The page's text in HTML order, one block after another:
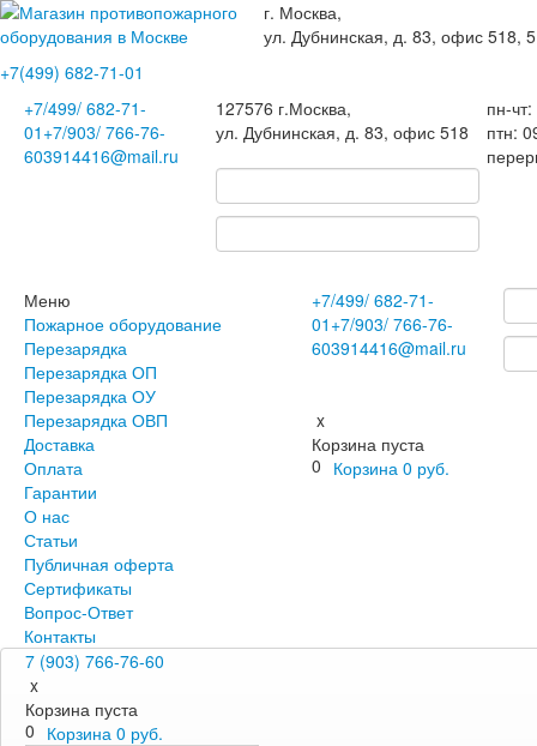
г. Москва,
ул. Дубнинская, д. 83, офис 518,
+7(499) 682-71-01
+7/499/ 682-71-
01 +7/903/ 766-76-
603914416@mail.ru
127576 г.Москва,
ул. Дубнинская, д. 83, офис 518
пн-
птн:
Меню
Пожарное оборудование
Перезарядка
Перезарядка ОП
Перезарядка ОУ
Перезарядка ОВП
Доставка
Оплата
Гарантии
О нас
Статьи
Публичная оферта
Сертификаты
Вопрос-Ответ
Контакты
+7/499/ 682-71-
01 +7/903/ 766-76-
603914416@mail.ru
x
Корзина пуста
0 Корзина 0 руб.
7 (903) 766-76-60
x
Корзина пуста
0 Корзина 0 руб.